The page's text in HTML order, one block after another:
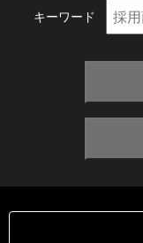
キーワード